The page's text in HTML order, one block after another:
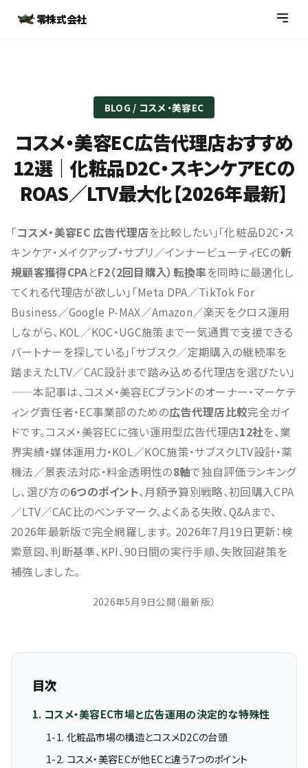
零株式会社
BLOG / コスメ・美容EC
コスメ・美容EC広告代理店おすすめ
12選｜化粧品D2C・スキンケアECの
ROAS／LTV最大化【2026年最新】
「コスメ・美容EC 広告代理店を比較したい」「化粧品D2C・ス
キンケア・メイクアップ・サプリ／インナービューティECの新
規顧客獲得CPAとF2（2回目購入）転換率を同時に最適化し
てくれる代理店が欲しい」「Meta DPA／TikTok For
Business／Google P-MAX／Amazon／楽天をクロス運用
しながら、KOL／KOC・UGC施策まで一気通貫で支援できる
パートナーを探している」「サブスク／定期購入の継続率を
踏まえたLTV／CAC設計まで踏み込める代理店を選びたい」
——本記事は、コスメ・美容ECブランドのオーナー・マーケテ
ィング責任者・EC事業部のための広告代理店比較完全ガイ
ドです。コスメ・美容ECに強い運用型広告代理店12社を、業
界実績・媒体運用力・KOL／KOC施策・サブスクLTV設計・薬
機法／景表法対応・料金透明性の8軸で独自評価ランキング
し、選び方の6つのポイント、月額予算別戦略、初回購入CPA
／LTV／CAC比のベンチマーク、よくある失敗、Q&Aまで、
2026年最新版で完全網羅します。 2026年7月19日更新：検
索意図、判断基準、KPI、90日間の実行手順、失敗回避策を
補強しました。
2026年5月9日公開（最新版）
目次
1. コスメ・美容EC市場と広告運用の決定的な特殊性
1-1. 化粧品市場の構造とコスメD2Cの台頭
1-2. コスメ・美容ECが他ECと違う7つのポイント